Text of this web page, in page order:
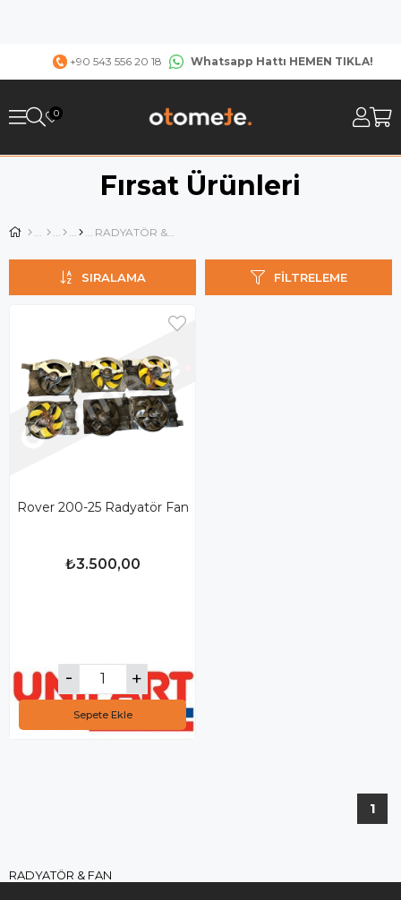
+90 543 556 20 18 Whatsapp Hattı HEMEN TIKLA!
0
Fırsat Ürünleri
RADYATÖR & FAN
FILTRELEME
SIRALAMA
Rover 200-25 Radyatör Fan
₺3.500,00
Sepete Ekle
1
RADYATÖR & FAN